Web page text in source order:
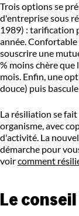
Trois options se
d'entreprise sous
1989) : tarification
année.
souscrire une
% moins chère
mois. Enfin, une
douce) puis
La résiliation se
organisme, avec
d'activité. La
démarche pour
voircomment
Le